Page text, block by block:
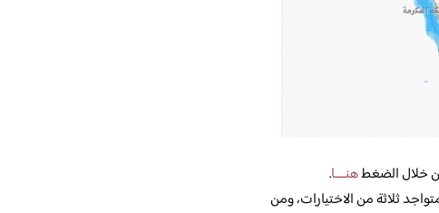
خلال الضغطهنــــا.
ثلاثة من الاختيارات، ومن